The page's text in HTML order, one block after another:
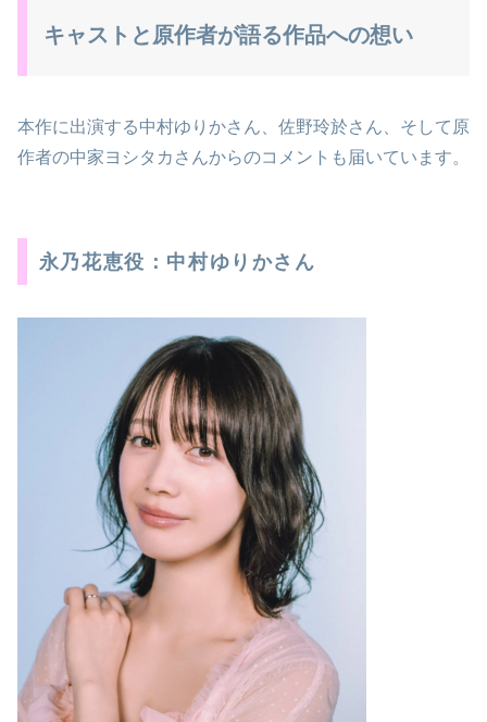
キャストと原作者が語る作品への想い
本作に出演する中村ゆりかさん、佐野玲於さん、そして原
作者の中家ヨシタカさんからのコメントも届いています。
永乃花恵役：中村ゆりかさん